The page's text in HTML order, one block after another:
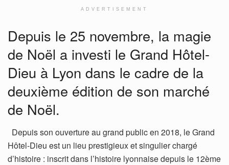
ADVERTISEMENT
Depuis le 25 novembre, la magie
de Noël a investi le Grand Hôtel-
Dieu à Lyon dans le cadre de la
deuxième édition de son marché
de Noël.
Depuis son ouverture au grand public en 2018, le Grand
Hôtel-Dieu est un lieu prestigieux et singulier chargé
d’histoire : inscrit dans l’histoire lyonnaise depuis le 12ème